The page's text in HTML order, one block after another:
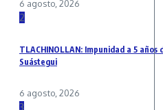
6 agosto, 2026
2
TLACHINOLLAN: Impunidad a 5
Suástegui
6 agosto, 2026
3